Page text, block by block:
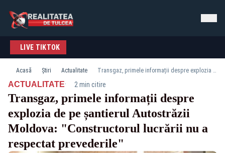
LIVE TIKTOK
Acasă Știri Actualitate Transgaz, primele informații despre explozia de pe șantierul Autostrăzii Moldova: "Constructorul lucrării nu a respectat prevederile"
ACTUALITATE· 2 min citire
Transgaz, primele informații despre
explozia de pe șantierul Autostrăzii
Moldova: "Constructorul lucrării nu a
respectat prevederile"